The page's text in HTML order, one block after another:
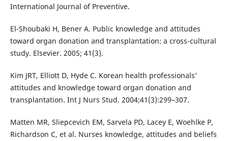
International Journal of Preventive.
El-Shoubaki H, Bener A. Public knowledge and attitudes
toward organ donation and transplantation: a cross-cultural
study. Elsevier. 2005; 41(3).
Kim JRT, Elliott D, Hyde C. Korean health professionals’
attitudes and knowledge toward organ donation and
transplantation. Int J Nurs Stud. 2004;41(3):299–307.
Matten MR, Sliepcevich EM, Sarvela PD, Lacey E, Woehlke P,
Richardson C, et al. Nurses knowledge, attitudes and beliefs